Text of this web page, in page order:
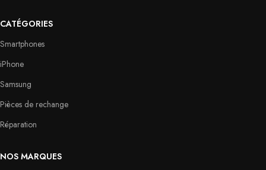
CATÉGORIES
Smartphones
iPhone
Samsung
Pièces de rechange
Réparation
NOS MARQUES